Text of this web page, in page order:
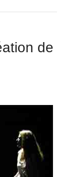
de